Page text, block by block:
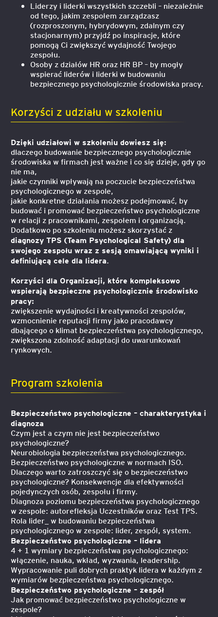
Liderzy i liderki wszystkich szczebli – niezależnie
od tego, jakim zespołem zarządzasz
(rozproszonym, hybrydowym, zdalnym czy
stacjonarnym) przyjdź po inspiracje, które
pomogą Ci zwiększyć wydajność Twojego
zespołu.
Osoby z działów HR oraz HR BP – by mogły
wspierać liderów i liderki w budowaniu
bezpiecznego psychologicznie środowiska pracy.
Korzyści z udziału w szkoleniu
Dzięki udziałowi w szkoleniu dowiesz się:
dlaczego budowanie bezpiecznego psychologicznie
środowiska w firmach jest ważne i co się dzieje, gdy go
nie ma,
jakie czynniki wpływają na poczucie bezpieczeństwa
psychologicznego w zespole,
jakie konkretne działania możesz podejmować, by
budować i promować bezpieczeństwo psychologiczne
w relacji z pracownikami, zespołem i organizacją.
Dodatkowo po szkoleniu możesz skorzystać z
diagnozy TPS (Team Psychological Safety) dla
swojego zespołu wraz z sesją omawiającą wyniki i
definiującą cele dla lidera.
Korzyści dla Organizacji, które kompleksowo
wspierają bezpieczne psychologicznie środowisko
pracy:
zwiększenie wydajności i kreatywności zespołów,
wzmocnienie reputacji firmy jako pracodawcy
dbającego o klimat bezpieczeństwa psychologicznego,
zwiększona zdolność adaptacji do uwarunkowań
rynkowych.
Program szkolenia
Bezpieczeństwo psychologiczne – charakterystyka i
diagnoza
Czym jest a czym nie jest bezpieczeństwo
psychologiczne?
Neurobiologia bezpieczeństwa psychologicznego.
Bezpieczeństwo psychologiczne w normach ISO.
Dlaczego warto zatroszczyć się o bezpieczeństwo
psychologiczne? Konsekwencje dla efektywności
pojedynczych osób, zespołu i firmy.
Diagnoza poziomu bezpieczeństwa psychologicznego
w zespole: autorefleksja Uczestników oraz Test TPS.
Rola lider_ w budowaniu bezpieczeństwa
psychologicznego w zespole: lider, zespół, system.
Bezpieczeństwo psychologiczne – lidera
4 + 1 wymiary bezpieczeństwa psychologicznego:
włączenie, nauka, wkład, wyzwania, leadership.
Wypracowanie puli dobrych praktyk lidera w każdym z
wymiarów bezpieczeństwa psychologicznego.
Bezpieczeństwo psychologiczne – zespół
Jak promować bezpieczeństwo psychologiczne w
zespole?